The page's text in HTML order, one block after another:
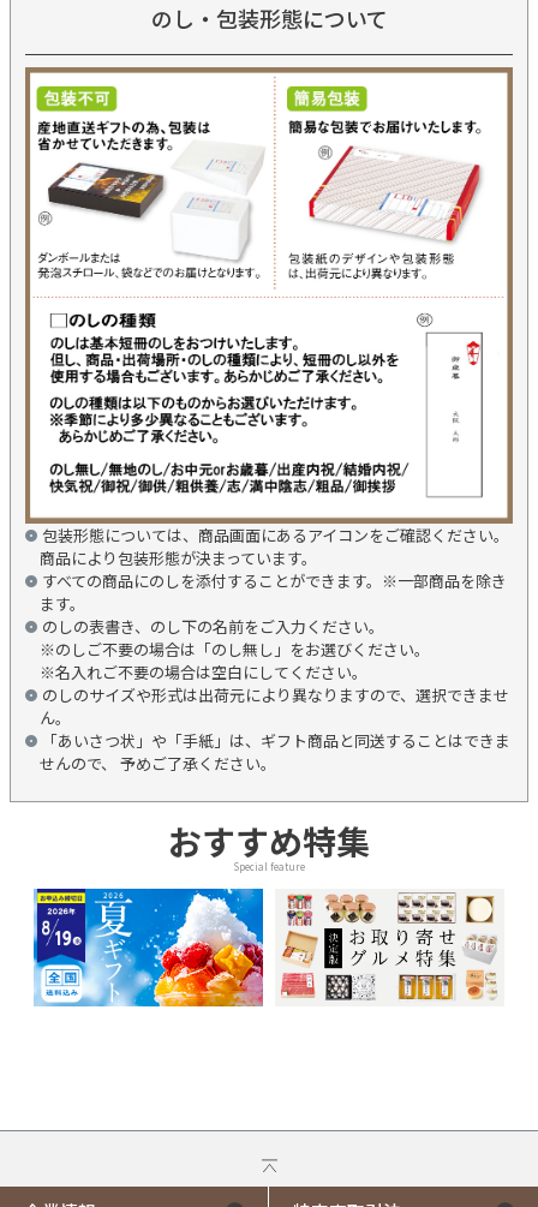
のし・包装形態について
包装形態については、商品画面にあるアイコンをご確認ください。
商品により包装形態が決まっています。
すべての商品にのしを添付することができます。※一部商品を除き
ます。
のしの表書き、のし下の名前をご入力ください。
※のしご不要の場合は「のし無し」をお選びください。
※名入れご不要の場合は空白にしてください。
のしのサイズや形式は出荷元により異なりますので、選択できませ
ん。
「あいさつ状」や「手紙」は、ギフト商品と同送することはできま
せんので、 予めご了承ください。
おすすめ特集
Special feature